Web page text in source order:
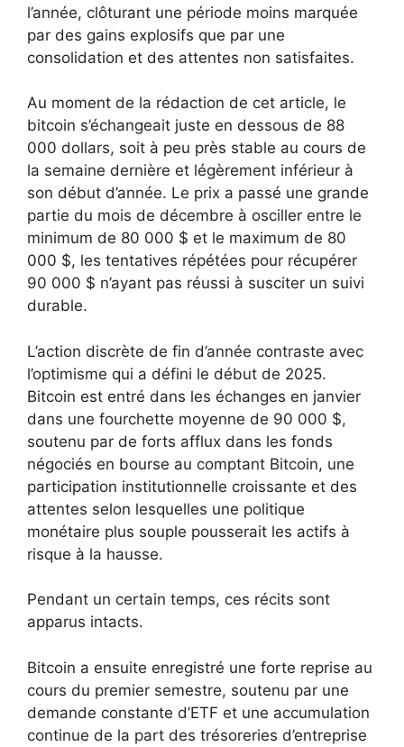
l’année, clôturant une période moins marquée
par des gains explosifs que par une
consolidation et des attentes non satisfaites.
Au moment de la rédaction de cet article, le
bitcoin s’échangeait juste en dessous de 88
000 dollars, soit à peu près stable au cours de
la semaine dernière et légèrement inférieur à
son début d’année. Le prix a passé une grande
partie du mois de décembre à osciller entre le
minimum de 80 000 $ et le maximum de 80
000 $, les tentatives répétées pour récupérer
90 000 $ n’ayant pas réussi à susciter un suivi
durable.
L’action discrète de fin d’année contraste avec
l’optimisme qui a défini le début de 2025.
Bitcoin est entré dans les échanges en janvier
dans une fourchette moyenne de 90 000 $,
soutenu par de forts afflux dans les fonds
négociés en bourse au comptant Bitcoin, une
participation institutionnelle croissante et des
attentes selon lesquelles une politique
monétaire plus souple pousserait les actifs à
risque à la hausse.
Pendant un certain temps, ces récits sont
apparus intacts.
Bitcoin a ensuite enregistré une forte reprise au
cours du premier semestre, soutenu par une
demande constante d’ETF et une accumulation
continue de la part des trésoreries d’entreprise